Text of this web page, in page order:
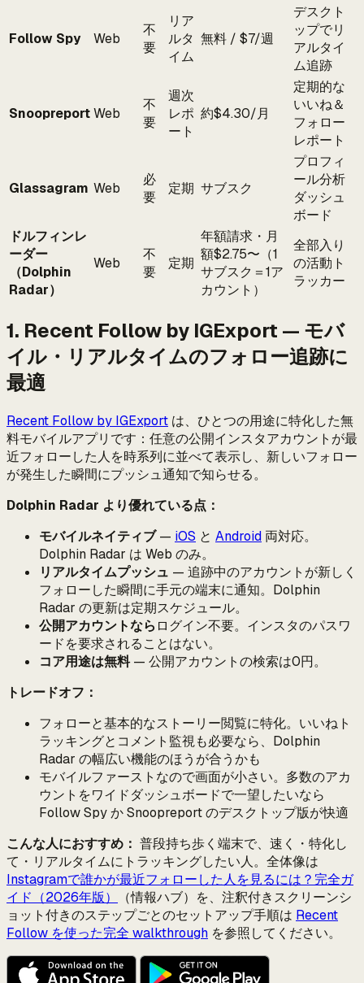
Follow Spy Web
不
要
リア
ルタ
イム
無料 / $7/週
デスクト
ップでリ
アルタイ
ム追跡
SnoopreportWeb
不
要
週次
レポ
ート
約$4.30/月
定期的な
いいね＆
フォロー
レポート
Glassagram Web
必
要
定期 サブスク
プロフィ
ール分析
ダッシュ
ボード
ドルフィンレ
ーダー
（Dolphin
Radar）
Web
不
要
定期
年額請求・月
額$2.75〜（1
サブスク＝1ア
カウント）
全部入り
の活動ト
ラッカー
1. Recent Follow by IGExport — モバ
イル・リアルタイムのフォロー追跡に
最適
Recent Follow by IGExport は、ひとつの用途に特化した無
料モバイルアプリです：任意の公開インスタアカウントが最
近フォローした人を時系列に並べて表示し、新しいフォロー
が発生した瞬間にプッシュ通知で知らせる。
Dolphin Radar より優れている点：
モバイルネイティブ— iOS と Android 両対応。
Dolphin Radar は Web のみ。
リアルタイムプッシュ — 追跡中のアカウントが新しく
フォローした瞬間に手元の端末に通知。Dolphin
Radar の更新は定期スケジュール。
公開アカウントなら ログイン不要。インスタのパスワ
ードを要求されることはない。
コア用途は無料— 公開アカウントの検索は0円。
トレードオフ：
フォローと基本的なストーリー閲覧に特化。いいねト
ラッキングとコメント監視も必要なら、Dolphin
Radar の幅広い機能のほうが合うかも
モバイルファーストなので画面が小さい。多数のアカ
ウントをワイドダッシュボードで一望したいなら
Follow Spy か Snoopreport のデスクトップ版が快適
こんな人におすすめ： 普段持ち歩く端末で、速く・特化し
て・リアルタイムにトラッキングしたい人。全体像は
Instagramで誰かが最近フォローした人を見るには？完全ガ
イド（2026年版）
（情報ハブ）を、注釈付きスクリーンシ
ョット付きのステップごとのセットアップ手順は Recent
Follow を使った完全 walkthrough を参照してください。